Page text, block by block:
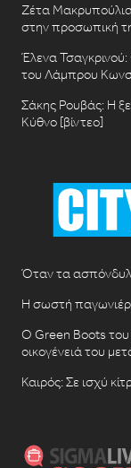
Ζέτα
στην προσωπική
Έλενα
του Λάμπρου
Σάκης Ρουβάς: Η
Κύθνο [βίντεο]
Όταν τα
Η σωστή
Ο Green Boots του
οικογένειά του
Καιρός: Σε ισχύ